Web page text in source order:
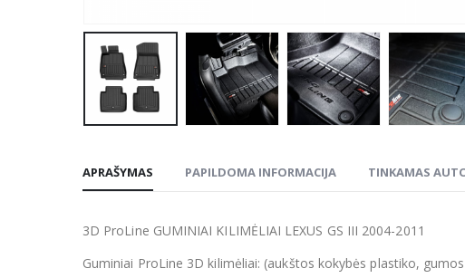
APRAŠYMAS PAPILDOMA INFORMACIJA TINKAMAS
3D ProLine GUMINIAI KILIMĖLIAI LEXUS GS III 2004-2011
Guminiai ProLine 3D kilimėliai: (aukštos kokybės plastiko,